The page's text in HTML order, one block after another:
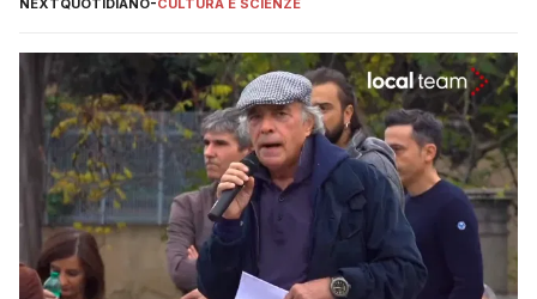
NEXTQUOTIDIANO-CULTURA E SCIENZE